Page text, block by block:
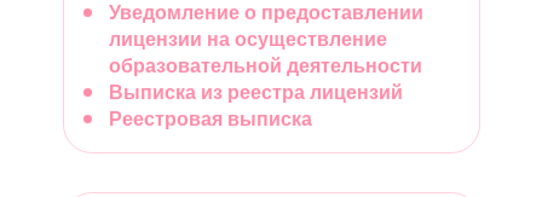
Уведомление о предоставлении
лицензии на осуществление
образовательной деятельности
Выписка из реестра лицензий
Реестровая выписка